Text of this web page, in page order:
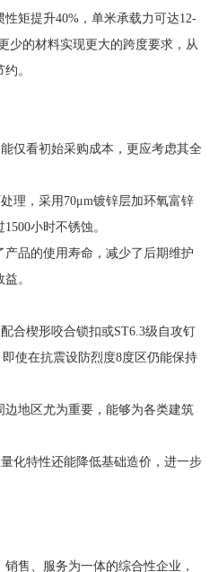
矩提升40%，单米承载力可达12-
少的材料实现更大的跨度要求，从
。
仅看初始采购成本，更应考虑其全
理，采用70μm镀锌层加环氧富锌
小时不锈蚀。
品的使用寿命，减少了后期维护
。
合楔形咬合锁扣或ST6.3级自攻钉
使在抗震设防烈度8度区仍能保持
地区尤为重要，能够为各类建筑
化特性还能降低基础造价，进一步
售、服务为一体的综合性企业，